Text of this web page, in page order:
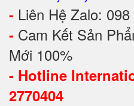
- Liên Hệ Zalo:
- Cam Kết Sản
Mới 100%
- Hotline
2770404